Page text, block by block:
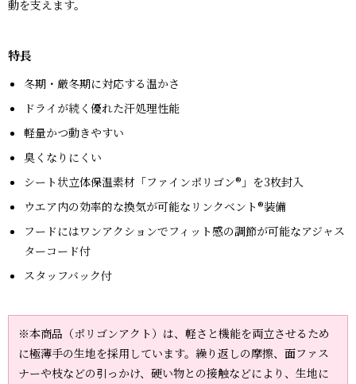
動を支えます。
特長
冬期・厳冬期に対応する温かさ
ドライが続く優れた汗処理性能
軽量かつ動きやすい
臭くなりにくい
シート状立体保温素材「ファインポリゴン®」を3枚封入
ウエア内の効率的な換気が可能なリンクベント®装備
フードにはワンアクションでフィット感の調節が可能なアジャス
ターコード付
スタッフバック付
※本商品（ポリゴンアクト）は、軽さと機能を両立させるため
に極薄手の生地を採用しています。繰り返しの摩擦、面ファス
ナーや枝などの引っかけ、硬い物との接触などにより、生地に